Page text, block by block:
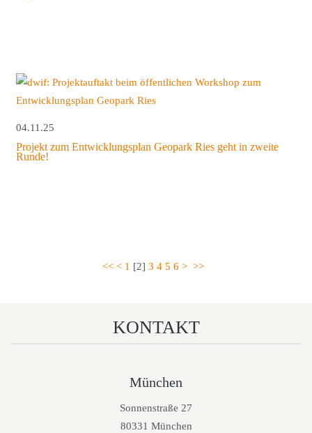
04.11.25
Projekt zum Entwicklungsplan Geopark Ries geht in zweite
Runde!
<< < 1 [2] 3 4 5 6 > >>
KONTAKT
München
Sonnenstraße 27
80331 München